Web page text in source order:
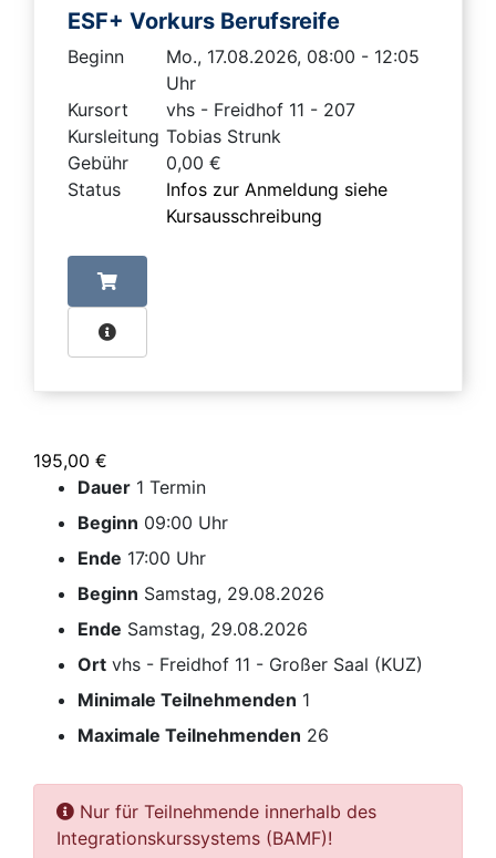
ESF+ Vorkurs Berufsreife
Beginn
Mo., 17.08.2026, 08:00 - 12:05
Uhr
Kursort
vhs - Freidhof 11 - 207
Kursleitung Tobias Strunk
Gebühr
0,00 €
Status
Infos zur Anmeldung siehe
Kursausschreibung
195,00 €
Dauer 1 Termin
Beginn 09:00 Uhr
Ende 17:00 Uhr
Beginn Samstag, 29.08.2026
Ende Samstag, 29.08.2026
Ort vhs - Freidhof 11 - Großer Saal (KUZ)
Minimale Teilnehmenden 1
Maximale Teilnehmenden 26
Nur für Teilnehmende innerhalb des
Integrationskurssystems (BAMF)!